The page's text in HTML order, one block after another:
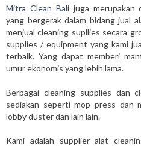
Mitra Clean Balijuga merupakan
yang bergerak dalam bidang jual
menjual cleaning supllies secara
supplies / equipment yang kami
terbaik. Yang dapat memberi
umur ekonomis yang lebih lama.
Berbagai cleaning supplies dan
sediakan seperti mop press dan
lobby duster dan lain lain.
Kami adalah supplier alat